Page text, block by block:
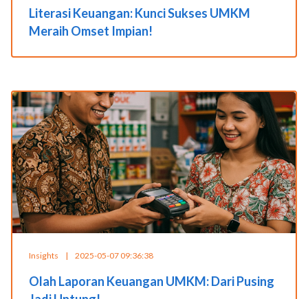
Literasi Keuangan: Kunci Sukses UMKM
Meraih Omset Impian!
Insights | 2025-05-07 09:36:38
Olah Laporan Keuangan UMKM: Dari Pusing